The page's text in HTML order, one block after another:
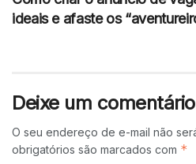
ideais e afaste os
Deixe um comentário
O seu endereço de e-mail não
obrigatórios são marcados com *